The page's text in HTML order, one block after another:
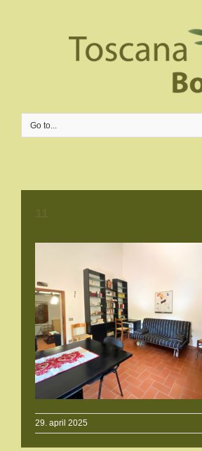
Go to...
29. april 2025